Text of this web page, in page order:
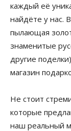
каждый её
найдёте у нас.
пылающая
знаменитые
другие
магазин
Не стоит
которые
наш реальный